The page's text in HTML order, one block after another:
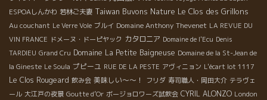
ESPOAしんかわ 若林ご夫妻 Taiwan Buvons Nature Le Clos des Grillons
Au couchant Le Verre Vole ブルイ Domaine Anthony Thevenet LA REVUE DU
VIN FRANCE ドメーヌ・ドーピヤック カタロニア Domaine de l'Ecu Denis
TARDIEU Grand Cru Domaine La Petite Baigneuse Domaine de la St-Jean de
la Gineste Le Soula プピーユ RUE DE LA PESTE アヴィニョン L'écart lot 1117
Le Clos Rougeard 飲み会 美味しい～～！ フリダ 寿司職人・岡田大介 テラヴェ
ール 大江戸の夜景 Goutte d’Or ボージョロワーズ試飲会 CYRIL ALONZO London